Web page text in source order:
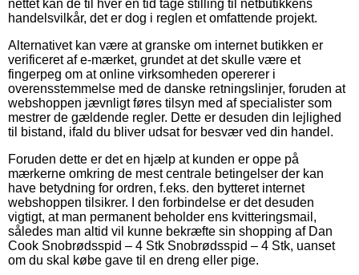
nettet kan de til hver en tid tage stilling til netbutikkens
handelsvilkår, det er dog i reglen et omfattende projekt.
Alternativet kan være at granske om internet butikken er
verificeret af e-mærket, grundet at det skulle være et
fingerpeg om at online virksomheden opererer i
overensstemmelse med de danske retningslinjer, foruden at
webshoppen jævnligt føres tilsyn med af specialister som
mestrer de gældende regler. Dette er desuden din lejlighed
til bistand, ifald du bliver udsat for besvær ved din handel.
Foruden dette er det en hjælp at kunden er oppe på
mærkerne omkring de mest centrale betingelser der kan
have betydning for ordren, f.eks. den bytteret internet
webshoppen tilsikrer. I den forbindelse er det desuden
vigtigt, at man permanent beholder ens kvitteringsmail,
således man altid vil kunne bekræfte sin shopping af Dan
Cook Snobrødsspid – 4 Stk Snobrødsspid – 4 Stk, uanset
om du skal købe gave til en dreng eller pige.